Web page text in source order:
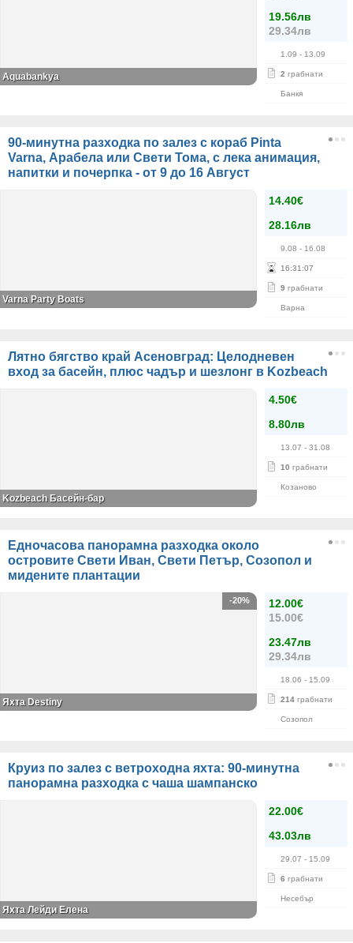
19.56лв
29.34лв
1.09 - 13.09
2 грабнати
Банкя
Aquabankya
90-минутна разходка по залез с кораб Pinta
Varna, Арабела или Свети Тома, с лека анимация,
напитки и почерпка - от 9 до 16 Август
14.40€
28.16лв
9.08 - 16.08
16:31 :07
9 грабнати
Варна
Varna Party Boats
Лятно бягство край Асеновград: Целодневен
вход за басейн, плюс чадър и шезлонг в Kozbeach
4.50€
8.80лв
13.07 - 31.08
10 грабнати
Козаново
Kozbeach Басейн-бар
Едночасова панорамна разходка около
островите Свети Иван, Свети Петър, Созопол и
мидените плантации
12.00€
15.00€
23.47лв
29.34лв
18.06 - 15.09
214 грабнати
Созопол
-20%
Яхта Destiny
Круиз по залез с ветроходна яхта: 90-минутна
панорамна разходка с чаша шампанско
22.00€
43.03лв
29.07 - 15.09
6 грабнати
Несебър
Яхта Лейди Елена